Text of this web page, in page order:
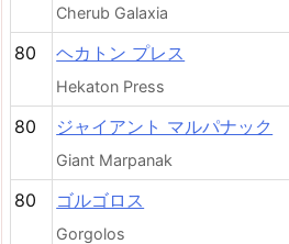
Cherub Galaxia
80 ヘカトン プレス
Hekaton Press
80 ジャイアント マルパナック
Giant Marpanak
80 ゴルゴロス
Gorgolos